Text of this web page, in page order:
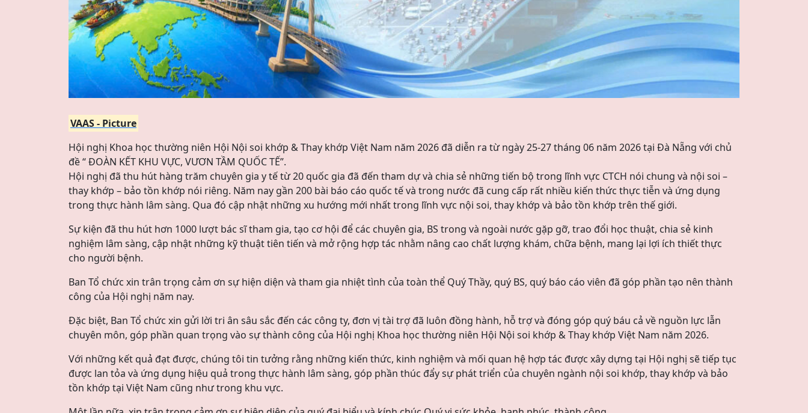
VAAS - Picture
Hội nghị Khoa học thường niên Hội Nội soi khớp & Thay khớp Việt Nam năm 2026 đã diễn ra từ ngày 25-27 tháng 06 năm 2026 tại Đà Nẵng với chủ
đề “ ĐOÀN KẾT KHU VỰC, VƯƠN TẦM QUỐC TẾ”.
Hội nghị đã thu hút hàng trăm chuyên gia y tế từ 20 quốc gia đã đến tham dự và chia sẻ những tiến bộ trong lĩnh vực CTCH nói chung và nội soi –
thay khớp – bảo tồn khớp nói riêng. Năm nay gần 200 bài báo cáo quốc tế và trong nước đã cung cấp rất nhiều kiến thức thực tiễn và ứng dụng
trong thực hành lâm sàng. Qua đó cập nhật những xu hướng mới nhất trong lĩnh vực nội soi, thay khớp và bảo tồn khớp trên thế giới.
Sự kiện đã thu hút hơn 1000 lượt bác sĩ tham gia, tạo cơ hội để các chuyên gia, BS trong và ngoài nước gặp gỡ, trao đổi học thuật, chia sẻ kinh
nghiệm lâm sàng, cập nhật những kỹ thuật tiên tiến và mở rộng hợp tác nhằm nâng cao chất lượng khám, chữa bệnh, mang lại lợi ích thiết thực
cho người bệnh.
Ban Tổ chức xin trân trọng cảm ơn sự hiện diện và tham gia nhiệt tình của toàn thể Quý Thầy, quý BS, quý báo cáo viên đã góp phần tạo nên thành
công của Hội nghị năm nay.
Đặc biệt, Ban Tổ chức xin gửi lời tri ân sâu sắc đến các công ty, đơn vị tài trợ đã luôn đồng hành, hỗ trợ và đóng góp quý báu cả về nguồn lực lẫn
chuyên môn, góp phần quan trọng vào sự thành công của Hội nghị Khoa học thường niên Hội Nội soi khớp & Thay khớp Việt Nam năm 2026.
Với những kết quả đạt được, chúng tôi tin tưởng rằng những kiến thức, kinh nghiệm và mối quan hệ hợp tác được xây dựng tại Hội nghị sẽ tiếp tục
được lan tỏa và ứng dụng hiệu quả trong thực hành lâm sàng, góp phần thúc đẩy sự phát triển của chuyên ngành nội soi khớp, thay khớp và bảo
tồn khớp tại Việt Nam cũng như trong khu vực.